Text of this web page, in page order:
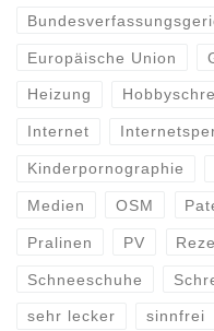
Europäische Union
Heizung
Internet
Kinderpornographie
Medien OSM
Pralinen PV
Schneeschuhe
sehr lecker sinnfrei